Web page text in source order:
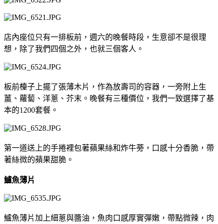
店內座位只有一排板前，週六的晚餐時段，生意卻不是很理
想，除了我們四個之外，也就三個客人。
板前檯子上擺了張薄木片，作為放壽司的容器，一旁附上生
薑、蘿蔔、洋蔥、芥末。晚餐有三種價位，我們一致選擇了基
本的1200套餐。
第一道送上的手捲裡包著蘋果絲和炸牛蒡，口感十分香脆，帶
著絲微的蘋果甜脆。
鱸魚薄片
鱸魚薄片加上細蔥與醬油，魚肉口感厚實彈嫩，帶點微辣，肉